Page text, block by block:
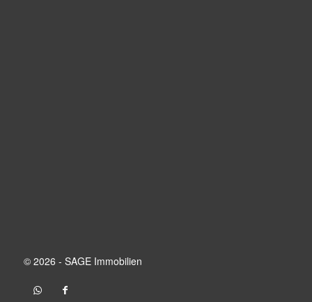
© 2026 - SAGE Immobilien